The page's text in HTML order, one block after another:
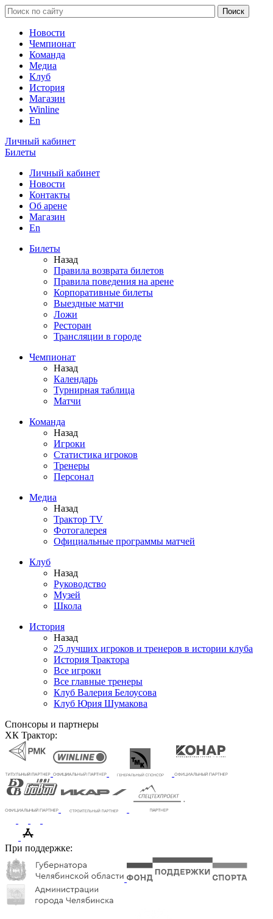
Новости
Чемпионат
Команда
Медиа
Клуб
История
Магазин
Winline
En
Личный кабинет
Билеты
Личный кабинет
Новости
Контакты
Об арене
Магазин
En
Билеты
Назад
Правила возврата билетов
Правила поведения на арене
Корпоративные билеты
Выездные матчи
Ложи
Ресторан
Трансляции в городе
Чемпионат
Назад
Календарь
Турнирная таблица
Матчи
Команда
Назад
Игроки
Статистика игроков
Тренеры
Персонал
Медиа
Назад
Трактор TV
Фотогалерея
Официальные программы матчей
Клуб
Назад
Руководство
Музей
Школа
История
Назад
25 лучших игроков и тренеров в истории клуба
История Трактора
Все игроки
Все главные тренеры
Клуб Валерия Белоусова
Клуб Юрия Шумакова
Спонсоры и партнеры
ХК Трактор:
При поддержке: